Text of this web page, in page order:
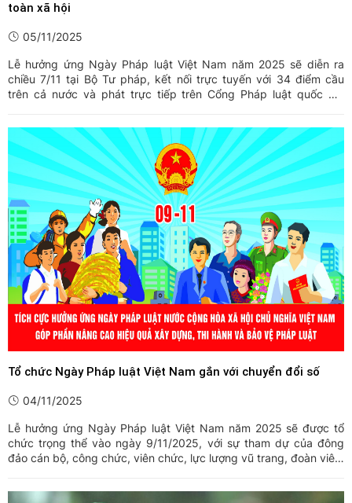
toàn xã hội
05/11/2025
Lễ hưởng ứng Ngày Pháp luật Việt Nam năm 2025 sẽ diễn ra
chiều 7/11 tại Bộ Tư pháp, kết nối trực tuyến với 34 điểm cầu
trên cả nước và phát trực tiếp trên Cổng Pháp luật quốc gia
Tổ chức Ngày Pháp luật Việt Nam gắn với chuyển đổi số
04/11/2025
Lễ hưởng ứng Ngày Pháp luật Việt Nam năm 2025 sẽ được tổ
chức trọng thể vào ngày 9/11/2025, với sự tham dự của đông
đảo cán bộ, công chức, viên chức, lực lượng vũ trang, đoàn viên,